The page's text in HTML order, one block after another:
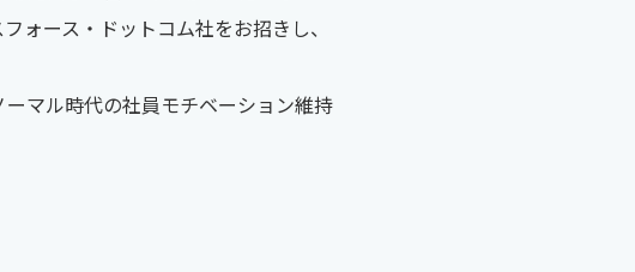
ォース・ドットコム社をお招きし、
マル時代の社員モチベーション維持